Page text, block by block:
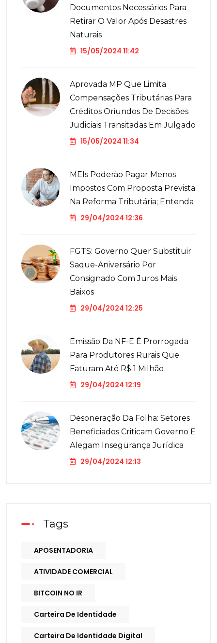
Documentos Necessários Para
Retirar O Valor Após Desastres
Naturais
15/05/2024 11:42
Aprovada MP Que Limita
Compensações Tributárias Para
Créditos Oriundos De Decisões
Judiciais Transitadas Em Julgado
15/05/2024 11:34
MEIs Poderão Pagar Menos
Impostos Com Proposta Prevista
Na Reforma Tributária; Entenda
29/04/2024 12:36
FGTS: Governo Quer Substituir
Saque-Aniversário Por
Consignado Com Juros Mais
Baixos
29/04/2024 12:25
Emissão Da NF-E É Prorrogada
Para Produtores Rurais Que
Faturam Até R$ 1 Milhão
29/04/2024 12:19
Desoneração Da Folha: Setores
Beneficiados Criticam Governo E
Alegam Insegurança Jurídica
29/04/2024 12:13
Tags
APOSENTADORIA
ATIVIDADE COMERCIAL
BITCOIN NO IR
Carteira De Identidade
Carteira De Identidade Digital